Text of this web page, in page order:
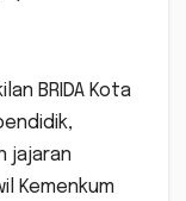
BRIDA Kota
jajaran
Kemenkum